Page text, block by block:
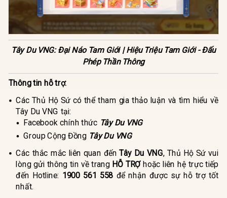
Tây Du VNG: Đại Náo Tam Giới | Hiệu Triệu Tam Giới - Đấu
Phép Thần Thông
Thông tin hỗ trợ:
Các Thủ Hộ Sứ có thể tham gia thảo luận và tìm hiểu về
Tây Du VNG tại:
Facebook chính thức Tây Du VNG
Group Cộng Đồng Tây Du VNG
Các thắc mắc liên quan đến Tây Du VNG, Thủ Hộ Sứ vui
lòng gửi thông tin về trang HỖ TRỢhoặc liên hệ trực tiếp
đến Hotline: 1900 561 558 để nhận được sự hỗ trợ tốt
nhất.